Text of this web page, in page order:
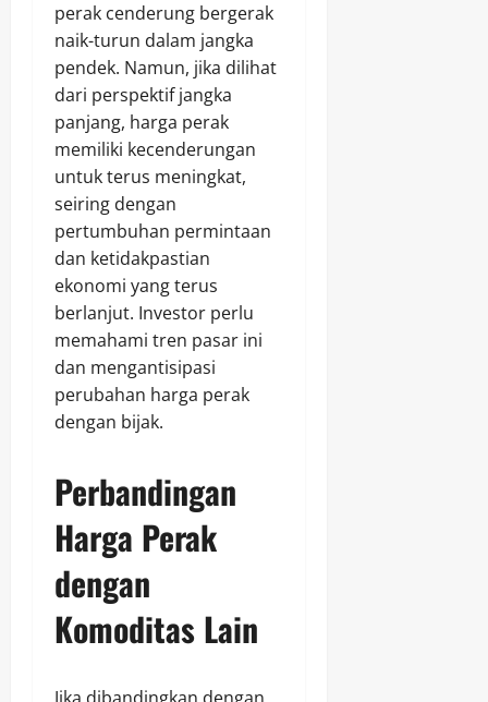
perak cenderung bergerak
naik-turun dalam jangka
pendek. Namun, jika dilihat
dari perspektif jangka
panjang, harga perak
memiliki kecenderungan
untuk terus meningkat,
seiring dengan
pertumbuhan permintaan
dan ketidakpastian
ekonomi yang terus
berlanjut. Investor perlu
memahami tren pasar ini
dan mengantisipasi
perubahan harga perak
dengan bijak.
Perbandingan
Harga Perak
dengan
Komoditas Lain